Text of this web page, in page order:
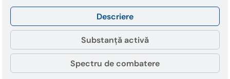
Descriere
Substanță activă
Spectru de combatere